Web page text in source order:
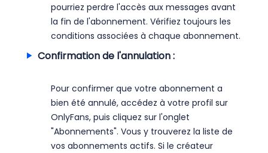
pourriez perdre l'accès aux messages avant
la fin de l'abonnement. Vérifiez toujours les
conditions associées à chaque abonnement.
Confirmation de l'annulation :
Pour confirmer que votre abonnement a
bien été annulé, accédez à votre profil sur
OnlyFans, puis cliquez sur l'onglet
"Abonnements". Vous y trouverez la liste de
vos abonnements actifs. Si le créateur